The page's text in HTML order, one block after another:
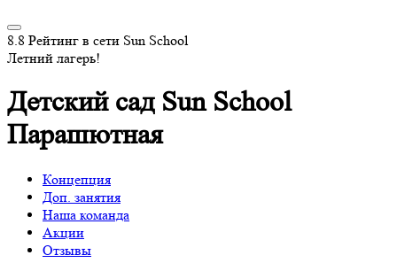
8.8 Рейтинг в сети Sun School
Летний лагерь!
Детский сад Sun School
Парашютная
Концепция
Доп. занятия
Наша команда
Акции
Отзывы